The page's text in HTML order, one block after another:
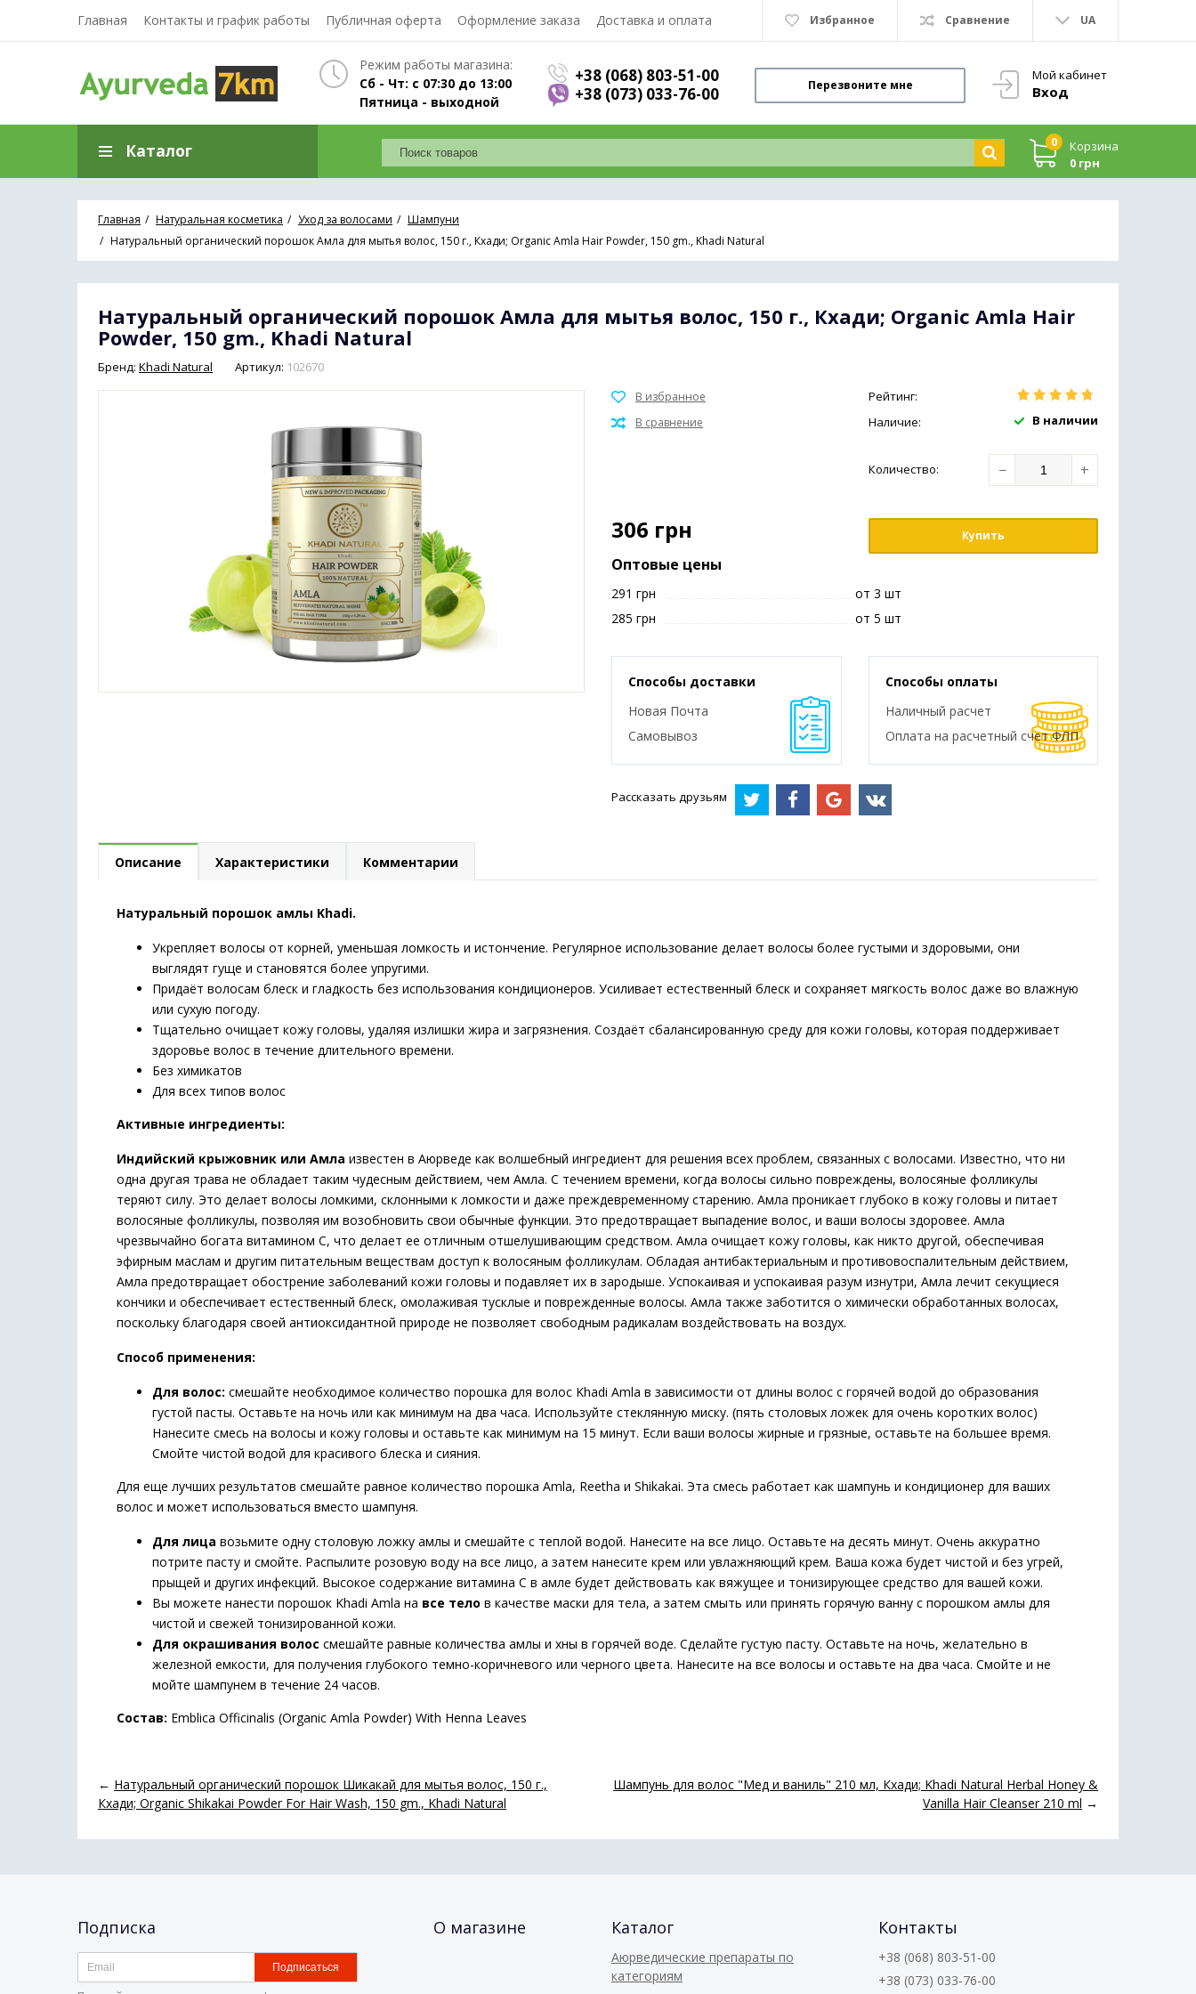
Главная Контакты и график работы Публичная оферта Оформление заказа Доставка и оплата Избранное Сравнение UA
Мой кабинет
Вход
Режим работы магазина:
Сб - Чт: с 07:30 до 13:00
Пятница - выходной
+38 (068) 803-51-00
+38 (073) 033-76-00
Перезвоните мне
0
Корзина
0 грн
Каталог
Главная Натуральная косметика Уход за волосами
Шампуни
Натуральный органический порошок Амла для мытья волос, 150 г., Кхади; Organic Amla Hair Powder, 150 gm., Khadi Natural
Натуральный органический порошок Амла для мытья волос, 150 г., Кхади; Organic Amla Hair
Powder, 150 gm., Khadi Natural
Бренд: Khadi Natural Артикул: 102670
Рейтинг:
Наличие:
В наличии
Количество: − +
306 грн Купить
Оптовые цены
291 грн
от 3 шт
285 грн
от 5 шт
Способы доставки
Новая Почта
Самовывоз
Способы оплаты
Наличный расчет
Оплата на расчетный счет ФЛП
Рассказать друзьям
Описание Характеристики Комментарии
Натуральный порошок амлы Khadi.
Укрепляет волосы от корней, уменьшая ломкость и истончение. Регулярное использование делает волосы более густыми и здоровыми, они
выглядят гуще и становятся более упругими.
Придаёт волосам блеск и гладкость без использования кондиционеров. Усиливает естественный блеск и сохраняет мягкость волос даже во влажную
или сухую погоду.
Тщательно очищает кожу головы, удаляя излишки жира и загрязнения. Создаёт сбалансированную среду для кожи головы, которая поддерживает
здоровье волос в течение длительного времени.
Без химикатов
Для всех типов волос
Активные ингредиенты:
Индийский крыжовник или Амла известен в Аюрведе как волшебный ингредиент для решения всех проблем, связанных с волосами. Известно, что ни
одна другая трава не обладает таким чудесным действием, чем Амла. С течением времени, когда волосы сильно повреждены, волосяные фолликулы
теряют силу. Это делает волосы ломкими, склонными к ломкости и даже преждевременному старению. Амла проникает глубоко в кожу головы и питает
волосяные фолликулы, позволяя им возобновить свои обычные функции. Это предотвращает выпадение волос, и ваши волосы здоровее. Амла
чрезвычайно богата витамином С, что делает ее отличным отшелушивающим средством. Амла очищает кожу головы, как никто другой, обеспечивая
эфирным маслам и другим питательным веществам доступ к волосяным фолликулам. Обладая антибактериальным и противовоспалительным действием,
Амла предотвращает обострение заболеваний кожи головы и подавляет их в зародыше. Успокаивая и успокаивая разум изнутри, Амла лечит секущиеся
кончики и обеспечивает естественный блеск, омолаживая тусклые и поврежденные волосы. Амла также заботится о химически обработанных волосах,
поскольку благодаря своей антиоксидантной природе не позволяет свободным радикалам воздействовать на воздух.
Способ применения:
Для волос: смешайте необходимое количество порошка для волос Khadi Amla в зависимости от длины волос с горячей водой до образования
густой пасты. Оставьте на ночь или как минимум на два часа. Используйте стеклянную миску. (пять столовых ложек для очень коротких волос)
Нанесите смесь на волосы и кожу головы и оставьте как минимум на 15 минут. Если ваши волосы жирные и грязные, оставьте на большее время.
Смойте чистой водой для красивого блеска и сияния.
Для еще лучших результатов смешайте равное количество порошка Amla, Reetha и Shikakai. Эта смесь работает как шампунь и кондиционер для ваших
волос и может использоваться вместо шампуня.
Для лица возьмите одну столовую ложку амлы и смешайте с теплой водой. Нанесите на все лицо. Оставьте на десять минут. Очень аккуратно
потрите пасту и смойте. Распылите розовую воду на все лицо, а затем нанесите крем или увлажняющий крем. Ваша кожа будет чистой и без угрей,
прыщей и других инфекций. Высокое содержание витамина С в амле будет действовать как вяжущее и тонизирующее средство для вашей кожи.
Вы можете нанести порошок Khadi Amla на все тело в качестве маски для тела, а затем смыть или принять горячую ванну с порошком амлы для
чистой и свежей тонизированной кожи.
Для окрашивания волос смешайте равные количества амлы и хны в горячей воде. Сделайте густую пасту. Оставьте на ночь, желательно в
железной емкости, для получения глубокого темно-коричневого или черного цвета. Нанесите на все волосы и оставьте на два часа. Смойте и не
мойте шампунем в течение 24 часов.
Состав: Emblica Officinalis (Organic Amla Powder) With Henna Leaves
← Натуральный органический порошок Шикакай для мытья волос, 150 г.,
Кхади; Organic Shikakai Powder For Hair Wash, 150 gm., Khadi Natural
Шампунь для волос "Мед и ваниль" 210 мл, Кхади; Khadi Natural Herbal Honey &
Vanilla Hair Cleanser 210 ml →
Подписка
Подписаться
О магазине Каталог
Аюрведические препараты по
категориям
Контакты
+38 (068) 803-51-00
+38 (073) 033-76-00